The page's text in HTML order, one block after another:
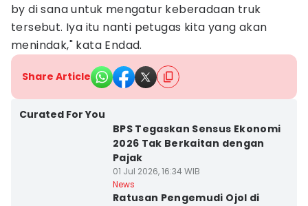
by di sana untuk mengatur keberadaan truk
tersebut. Iya itu nanti petugas kita yang akan
menindak," kata Endad.
Share Article
Curated For You
BPS Tegaskan Sensus Ekonomi
2026 Tak Berkaitan dengan
Pajak
01 Jul 2026, 16:34 WIB
News
Ratusan Pengemudi Ojol di